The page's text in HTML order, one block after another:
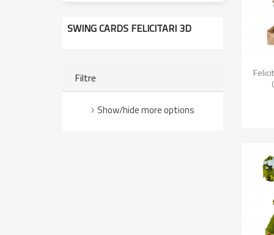
SWING CARDS FELICITARI 3D
Filtre
Show/hide more options
